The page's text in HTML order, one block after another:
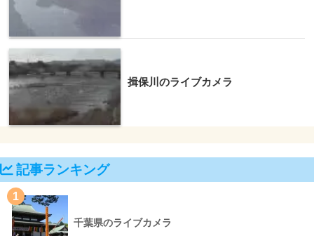
揖保川のライブカメラ
記事ランキング
1
千葉県のライブカメラ